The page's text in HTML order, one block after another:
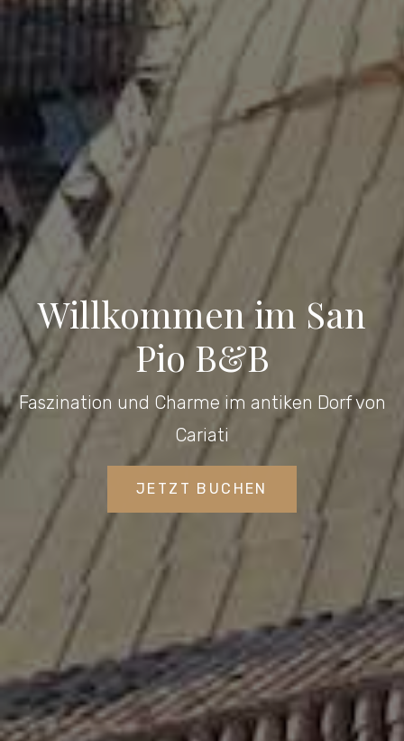
Willkommen im San
Pio B&B
Faszination und Charme im antiken Dorf von
Cariati
JETZT BUCHEN